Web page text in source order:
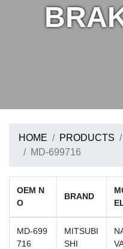
HOME PRODUCTS
MD-699716
OEM N
O
BRAND
MD-699
716
MITSUBI
SHI